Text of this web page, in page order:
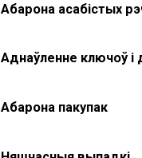
Абарона асабістых
Аднаўленне ключоў і
Абарона пакупак